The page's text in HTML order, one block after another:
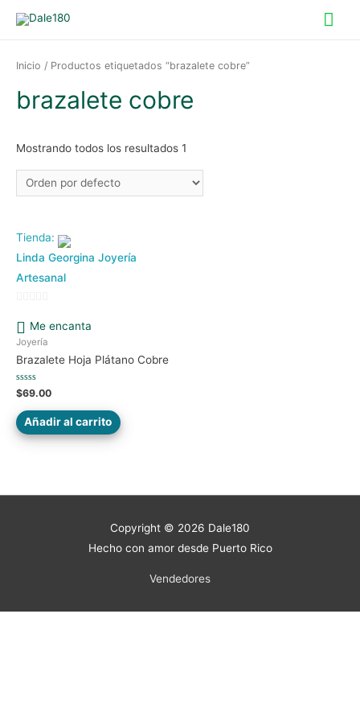
Inicio / Productos etiquetados “brazalete cobre”
brazalete cobre
Mostrando todos los resultados 1
Tienda:
Linda Georgina Joyería
Artesanal
de
5
Me encanta
Joyería
Brazalete Hoja Plátano Cobre
Valorado
en
de
5
$69.00
Añadir al carrito
Copyright © 2026 Dale180
Hecho con amor desde Puerto Rico
Vendedores